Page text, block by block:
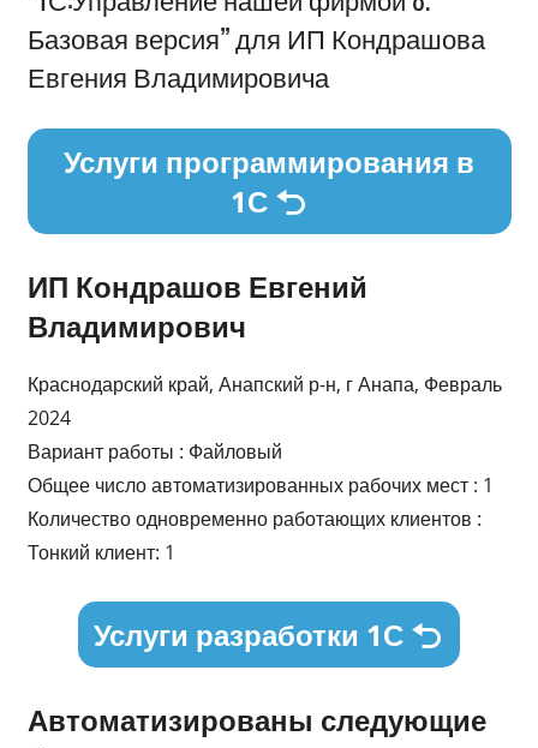
Базовая версия” для ИП Кондрашова
Евгения Владимировича
Услуги программирования в
1С
ИП Кондрашов Евгений
Владимирович
Краснодарский край, Анапский р-н, г Анапа, Февраль
2024
Вариант работы : Файловый
Общее число автоматизированных рабочих мест : 1
Количество одновременно работающих клиентов :
Тонкий клиент: 1
Услуги разработки 1С
Автоматизированы следующие